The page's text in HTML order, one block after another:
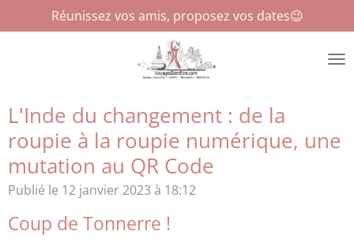
au
Réunissez vos amis, proposez vos dates😉
L'Inde du changement : de la
roupie à la roupie numérique, une
mutation au QR Code
Publié le 12 janvier 2023 à 18:12
Coup de Tonnerre !